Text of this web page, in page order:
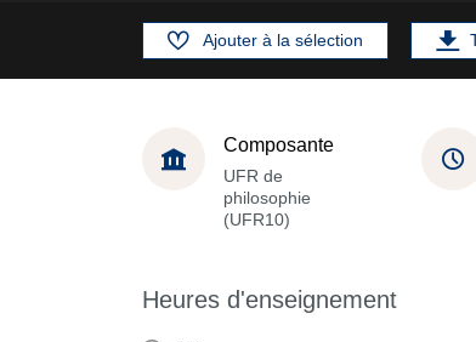
Ajouter à la sélection
Composante
UFR de
philosophie
(UFR10)
Heures d'enseignement